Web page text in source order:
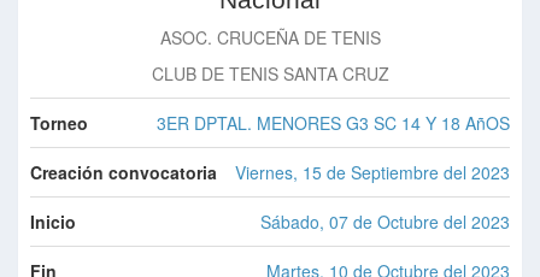
ASOC. CRUCEÑA DE TENIS
CLUB DE TENIS SANTA CRUZ
Torneo 3ER DPTAL. MENORES G3 SC 14 Y 18 AñOS
Creación convocatoria Viernes, 15 de Septiembre del 2023
Inicio Sábado, 07 de Octubre del 2023
Fin Martes, 10 de Octubre del 2023